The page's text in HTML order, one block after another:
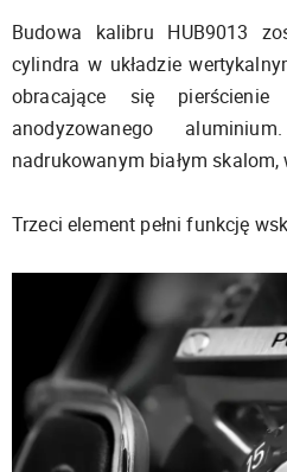
Budowa kalibru HUB9013
cylindra w układzie
obracające się
anodyzowanego
nadrukowanym białym
Trzeci element pełni funkcję